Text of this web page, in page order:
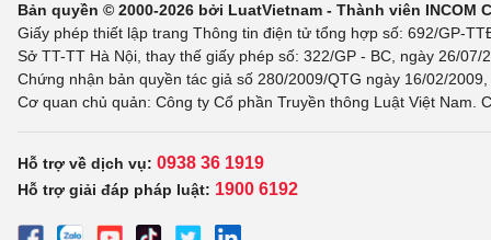
Bản quyền © 2000-2026 bởi LuatVietnam - Thành viên INCOM
Giấy phép thiết lập trang Thông tin điện tử tổng hợp số: 692/GP-
Sở TT-TT Hà Nội, thay thế giấy phép số: 322/GP - BC, ngày 26/
Chứng nhận bản quyền tác giả số 280/2009/QTG ngày 16/02/
Cơ quan chủ quản: Công ty Cổ phần Truyền thông Luật Việt Nam.
Hỗ trợ về dịch vụ: 0938 36 1919
Hỗ trợ giải đáp pháp luật: 1900 6192